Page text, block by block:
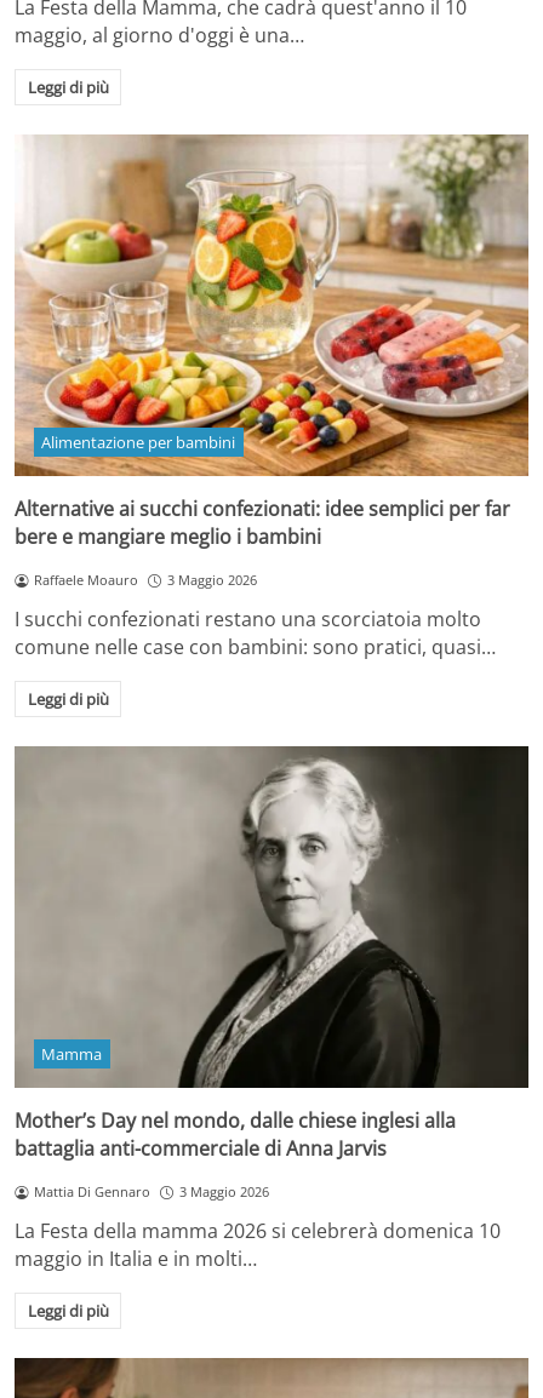
La Festa della Mamma, che cadrà quest'anno il 10
maggio, al giorno d'oggi è una…
Leggi di più
Alimentazione per bambini
Alternative ai succhi confezionati: idee semplici per far
bere e mangiare meglio i bambini
Raffaele Moauro 3 Maggio 2026
I succhi confezionati restano una scorciatoia molto
comune nelle case con bambini: sono pratici, quasi…
Leggi di più
Mamma
Mother’s Day nel mondo, dalle chiese inglesi alla
battaglia anti-commerciale di Anna Jarvis
Mattia Di Gennaro 3 Maggio 2026
La Festa della mamma 2026 si celebrerà domenica 10
maggio in Italia e in molti…
Leggi di più